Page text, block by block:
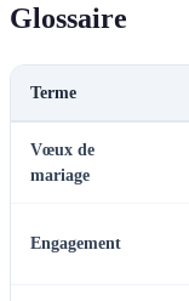
Glossaire
Terme
Vœux de
mariage
Engagement